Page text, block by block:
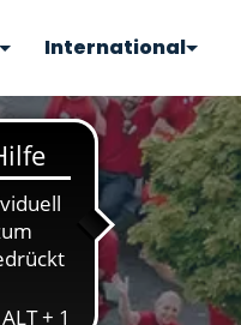
International